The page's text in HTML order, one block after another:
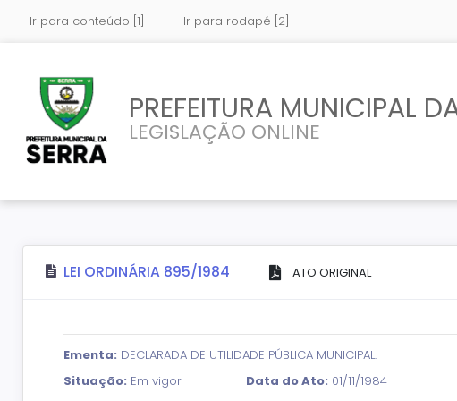
Ir para conteúdo [1] Ir para rodapé [2]
PREFEITURA MUNICIPAL
LEGISLAÇÃO ONLINE
LEI ORDINÁRIA 895/1984 ATO ORIGINAL
Ementa: DECLARADA DE UTILIDADE PÚBLICA MUNICIPAL.
Situação: Em vigor Data do Ato: 01/11/1984